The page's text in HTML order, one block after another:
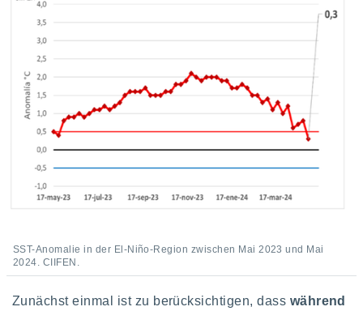
jederzeit
der
" oder
SST-Anomalie in der El-Niño-Region zwischen Mai 2023 und Mai
2024. CIIFEN.
Zunächst einmal ist zu berücksichtigen, dass während